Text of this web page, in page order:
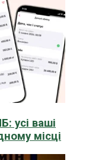
усі ваші
місці